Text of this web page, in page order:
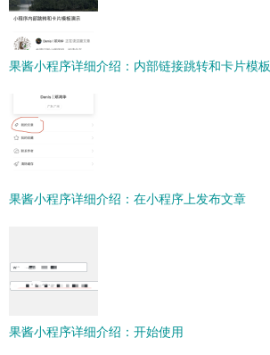
果酱小程序详细介绍：内部链接跳转和卡片模板
果酱小程序详细介绍：在小程序上发布文章
果酱小程序详细介绍：开始使用